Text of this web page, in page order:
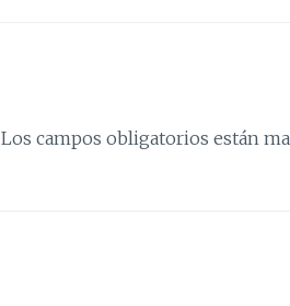
Los campos obligatorios están